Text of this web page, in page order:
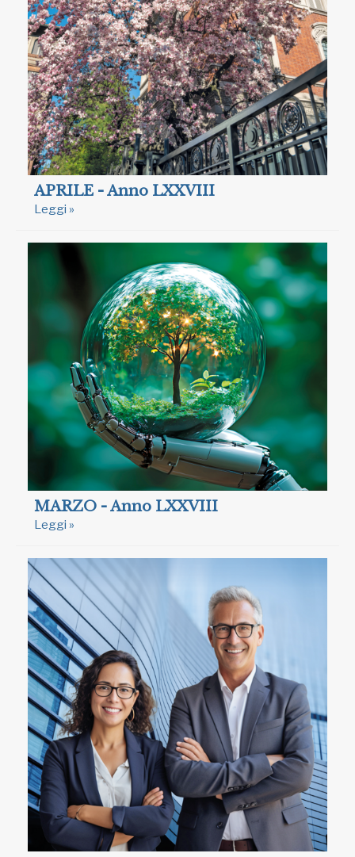
APRILE - Anno LXXVIII
Leggi »
MARZO - Anno LXXVIII
Leggi »